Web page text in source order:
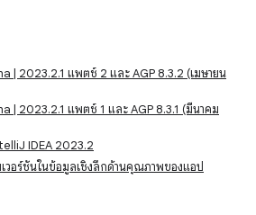
| 2023.2.1 แพตช์ 2 และ AGP 8.3.2 (เมษายน
| 2023.2.1 แพตช์ 1 และ AGP 8.3.1 (มีนาคม
IDEA 2023.2
วอร์ชันในข้อมูลเชิงลึกด้านคุณภาพของแอป